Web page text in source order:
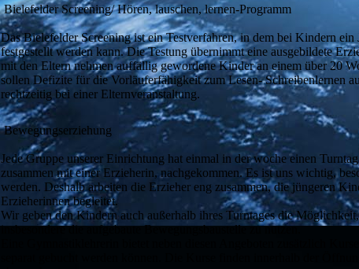
Bielefelder Screening/ Hören, lauschen, lernen-Programm
Das Bielefelder Screening ist ein Testverfahren, in dem bei Kindern
festgestellt werden kann. Die Testung übernimmt eine ausgebildete
mit den Eltern nehmen auffällig gewordene Kinder an einem über 20
sollen Defizite für die Vorläuferfähigkeit zum Lesen- Schreibenlernen
rechtzeitig bei einer Elternveranstaltung.
Bewegungserziehung
Jede Gruppe unserer Einrichtung hat einmal in der woche einen
zusammen mit einer Erzieherin, nachgekommen. Es ist uns wichtig,
werden. Deshalb arbeiten die Erzieher eng zusammen, die jüngeren
Erzieherinnen begleitet.
Wir geben den Kindern auch außerhalb ihres Turntages die
insbesondere die aufgebaute Bewegungsbaustelle zu nutzen.